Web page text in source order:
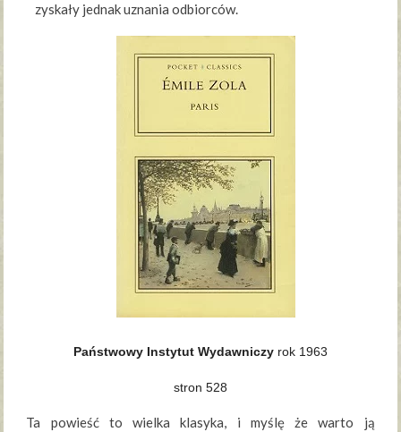
zyskały jednak uznania odbiorców.
Państwowy Instytut Wydawniczy rok 1963
stron 528
Ta powieść to wielka klasyka, i myślę że warto ją